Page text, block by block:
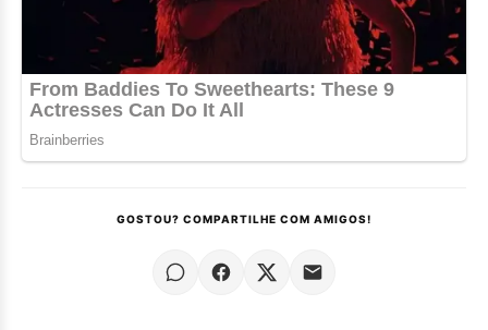
GOSTOU? COMPARTILHE COM AMIGOS!